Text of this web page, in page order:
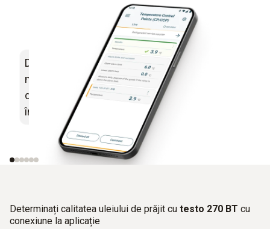
Documentare fără hârtie a valorilor
măsurate pentru verificarea punctelor
de control (critice) în vederea
îndeplinirii specificațiilor HACCP
Determinați calitatea uleiului de prăjit cu testo 270 BT cu
conexiune la aplicație